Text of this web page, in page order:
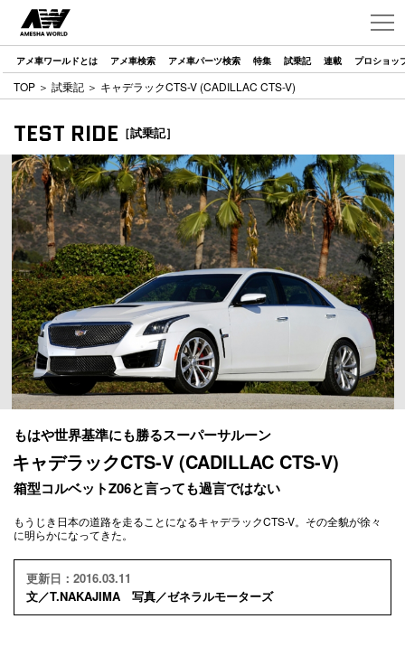
アメ車ワールドとは アメ車検索 アメ車パーツ検索 特集 試乗記 連載 プロショッ
TOP ＞ 試乗記 ＞ キャデラックCTS-V (CADILLAC CTS-V)
TEST RIDE ［試乗記］
もはや世界基準にも勝るスーパーサルーン
キャデラックCTS-V (CADILLAC CTS-V)
箱型コルベットZ06と言っても過言ではない
もうじき日本の道路を走ることになるキャデラックCTS-V。その全貌が徐々
に明らかになってきた。
更新日：2016.03.11
文／T.NAKAJIMA 写真／ゼネラルモーターズ